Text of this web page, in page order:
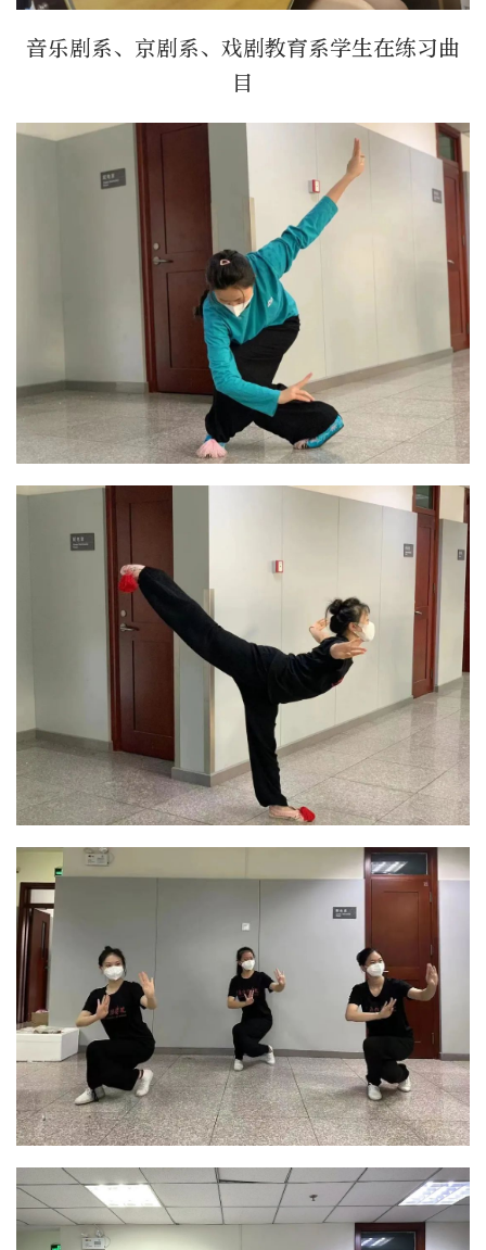
音乐剧系、京剧系、戏剧教育系学生在练习曲
目